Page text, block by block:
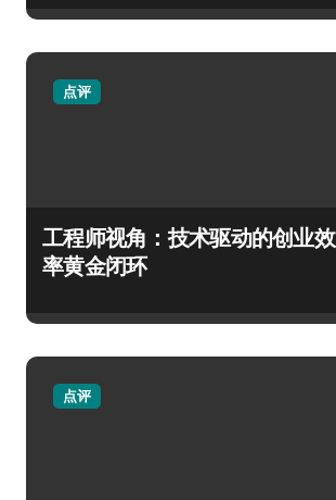
点评
工程师视角：技术驱动的创业效
率黄金闭环
点评